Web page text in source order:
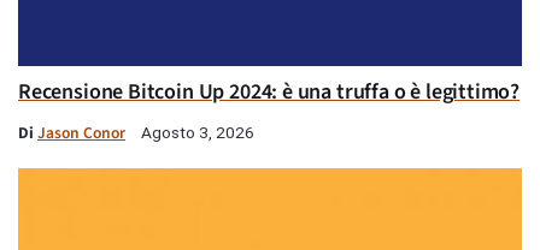
Recensione Bitcoin Up 2024: è una truffa o è legittimo?
Di Jason Conor Agosto 3, 2026